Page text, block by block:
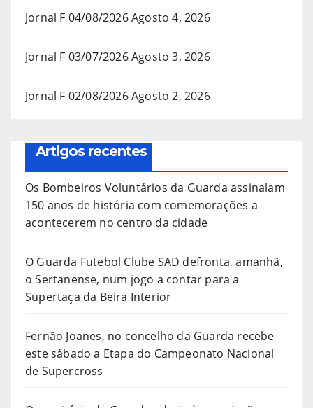
Jornal F 04/08/2026Agosto 4, 2026
Jornal F 03/07/2026Agosto 3, 2026
Jornal F 02/08/2026Agosto 2, 2026
Artigos recentes
Os Bombeiros Voluntários da Guarda assinalam
150 anos de história com comemorações a
acontecerem no centro da cidade
O Guarda Futebol Clube SAD defronta, amanhã,
o Sertanense, num jogo a contar para a
Supertaça da Beira Interior
Fernão Joanes, no concelho da Guarda recebe
este sábado a Etapa do Campeonato Nacional
de Supercross